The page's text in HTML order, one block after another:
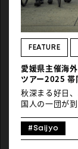
も好調のよう
待っているの
四国が誇る山
とは、石灰岩
形成された地
は、標高
広がる高原。
然が作り出し
石灰岩は、太
FEATURE
愛媛県主催海
ツアー2025 帯
#01
秋深まる好日
国人の一団が
活動するメデ
ンフルエンサ
#Saijyo